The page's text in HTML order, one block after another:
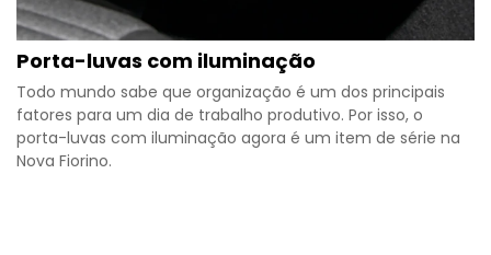
Porta-luvas com iluminação
Todo mundo sabe que organização é um dos principais
fatores para um dia de trabalho produtivo. Por isso, o
porta-luvas com iluminação agora é um item de série na
Nova Fiorino.